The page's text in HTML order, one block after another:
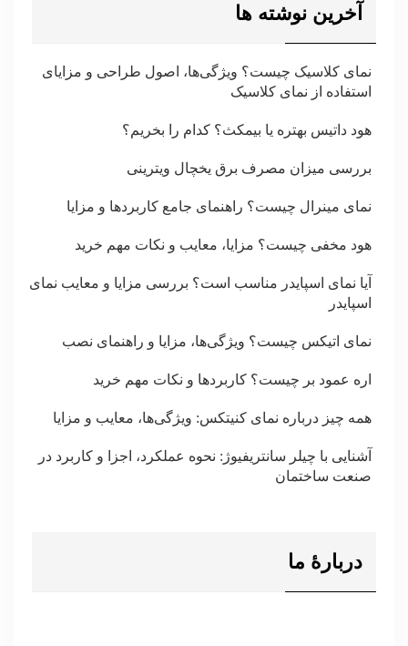
آخرین نوشته ها
نمای کلاسیک چیست؟ ویژگی‌ها، اصول طراحی و مزایای
استفاده از نمای کلاسیک
هود داتیس بهتره یا بیمکث؟ کدام را بخریم؟
بررسی میزان مصرف برق یخچال ویترینی
نمای مینرال چیست؟ راهنمای جامع کاربردها و مزایا
هود مخفی چیست؟ مزایا، معایب و نکات مهم خرید
آیا نمای اسپایدر مناسب است؟ بررسی مزایا و معایب نمای
اسپایدر
نمای اتیکس چیست؟ ویژگی‌ها، مزایا و راهنمای نصب
اره عمود بر چیست؟ کاربردها و نکات مهم خرید
همه چیز درباره نمای کنیتکس: ویژگی‌ها، معایب و مزایا
آشنایی با چیلر سانتریفیوژ: نحوه عملکرد، اجزا و کاربرد در
صنعت ساختمان
دربارۀ ما